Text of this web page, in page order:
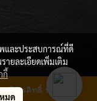
พมีลิขสิทธิ์ ห้ามมิให้
และประสบการณ์ที่ดี
ายละเอียดเพิ่มเติม
กี้
มด